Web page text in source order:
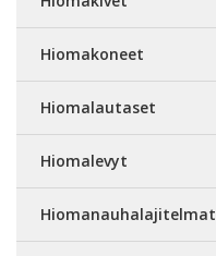
Hiomakoneet
Hiomalautaset
Hiomalevyt
Hiomanauhalajitelmat